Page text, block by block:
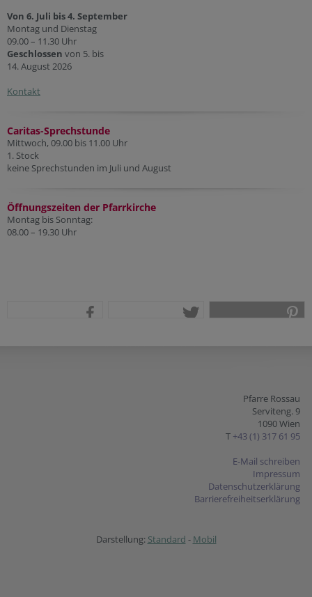
Von 6. Juli bis 4. September
Montag und Dienstag
09.00 – 11.30 Uhr
Geschlossen von 5. bis
14. August 2026
Kontakt
Caritas-Sprechstunde
Mittwoch, 09.00 bis 11.00 Uhr
1. Stock
keine Sprechstunden im Juli und August
Öffnungszeiten der Pfarrkirche
Montag bis Sonntag:
08.00 – 19.30 Uhr
Pfarre Rossau
Serviteng. 9
1090 Wien
T +43 (1) 317 61 95
E-Mail schreiben
Impressum
Datenschutzerklärung
Barrierefreiheitserklärung
Darstellung: Standard - Mobil